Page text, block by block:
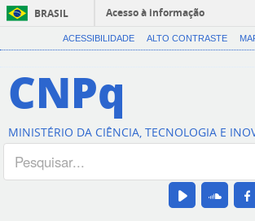
BRASIL
Acesso à informação
ACESSIBILIDADE ALTO CONTRASTE
CNPq
MINISTÉRIO DA CIÊNCIA, TECNOLOGIA E